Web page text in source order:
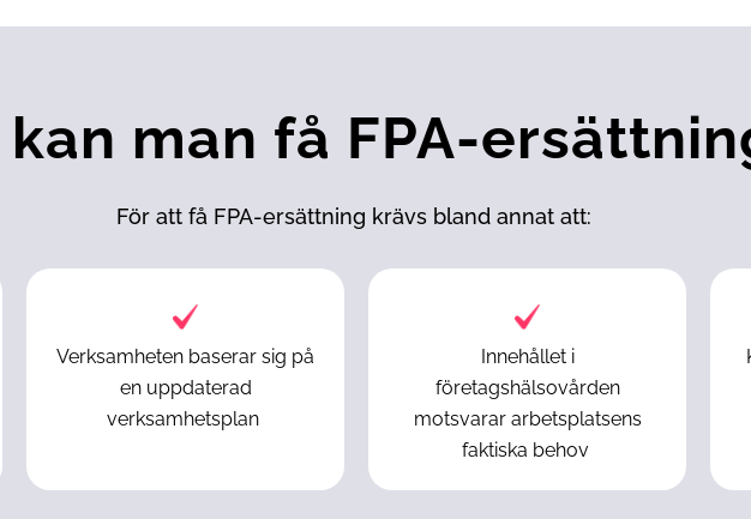
kan man få FPA-
För att få FPA-ersättning krävs bland annat att:
Verksamheten baserar sig på
en uppdaterad
verksamhetsplan
Innehållet i
företagshälsovården
motsvarar arbetsplatsens
faktiska behov